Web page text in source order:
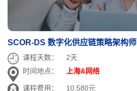
SCOR-DS 数字化供应链策略架构师
课程天数：
2天
时间地点：
上海&网络
课程费用：
10,580元